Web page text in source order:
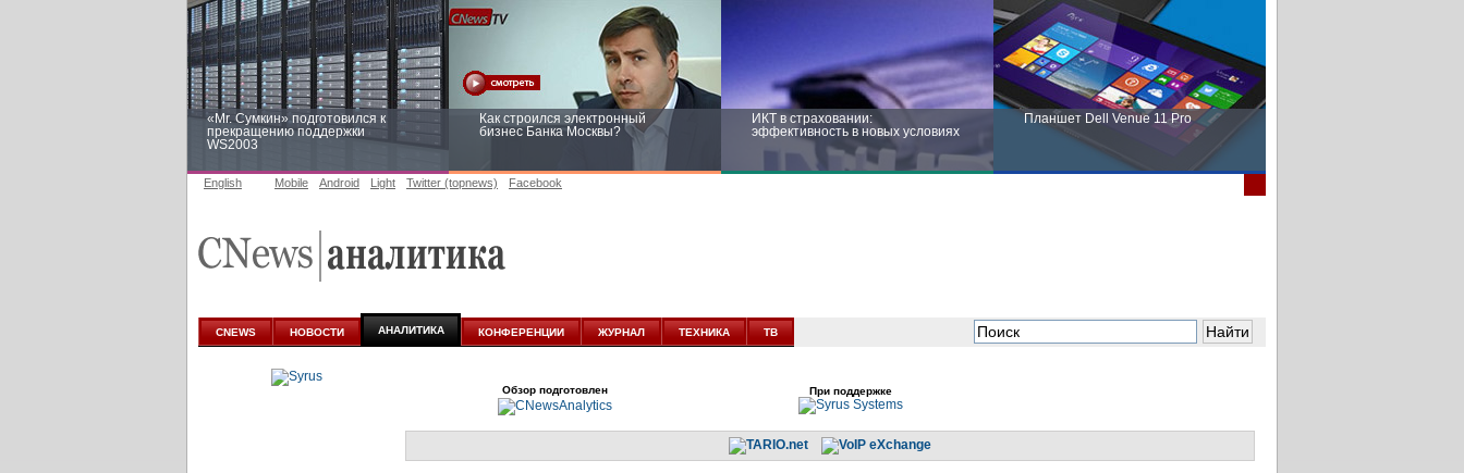
«Mr. Сумкин» подготовился к
прекращению поддержки
WS2003
Как строился электронный
бизнес Банка Москвы?
ИКТ в страховании:
эффективность в новых условиях
Планшет Dell Venue 11 Pro
аналитике
новых условиях
English Mobile Android Light Twitter (topnews) Facebook
CNEWS НОВОСТИ АНАЛИТИКА КОНФЕРЕНЦИИ ЖУРНАЛ ТЕХНИКА ТВ
Обзор подготовлен При поддержке